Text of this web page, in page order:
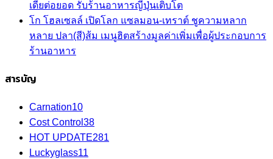
เดียต่อยอด รับร้านอาหารญี่ปุ่นเติบโต
โก โฮลเซลล์ เปิดโลก แซลมอน-เทราต์ ชูความหลาก
หลาย ปลา(สี)ส้ม เมนูฮิตสร้างมูลค่าเพิ่มเพื่อผู้ประกอบการ
ร้านอาหาร
สารบัญ
Carnation10
Cost Control 38
HOT UPDATE281
Luckyglass11